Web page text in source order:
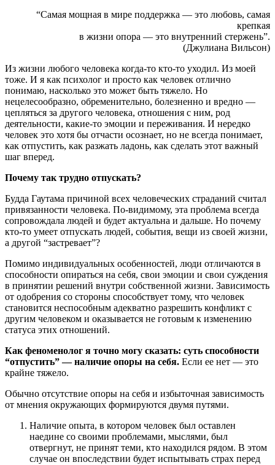
“Самая мощная в мире поддержка — это любовь, самая
крепкая
в жизни опора — это внутренний стержень”.
(Джулиана Вильсон)
Из жизни любого человека когда-то кто-то уходил. Из моей
тоже. И я как психолог и просто как человек отлично
понимаю, насколько это может быть тяжело. Но
нецелесообразно, обременительно, болезненно и вредно —
цепляться за другого человека, отношения с ним, род
деятельности, какие-то эмоции и переживания. И нередко
человек это хотя бы отчасти осознает, но не всегда понимает,
как отпустить, как разжать ладонь, как сделать этот важный
шаг вперед.
Почему так трудно отпускать?
Будда Гаутама причиной всех человеческих страданий считал
привязанности человека. По-видимому, эта проблема всегда
сопровождала людей и будет актуальна и дальше. Но почему
кто-то умеет отпускать людей, события, вещи из своей жизни,
а другой “застревает”?
Помимо индивидуальных особенностей, люди отличаются в
способности опираться на себя, свои эмоции и свои суждения
в принятии решений внутри собственной жизни. Зависимость
от одобрения со стороны способствует тому, что человек
становится неспособным адекватно разрешить конфликт с
другим человеком и оказывается не готовым к изменению
статуса этих отношений.
Как феноменолог я точно могу сказать: суть способности
“отпустить” — наличие опоры на себя. Если ее нет — это
крайне тяжело.
Обычно отсутствие опоры на себя и избыточная зависимость
от мнения окружающих формируются двумя путями.
Наличие опыта, в котором человек был оставлен
наедине со своими проблемами, мыслями, был
отвергнут, не принят теми, кто находился рядом. В этом
случае он впоследствии будет испытывать страх перед